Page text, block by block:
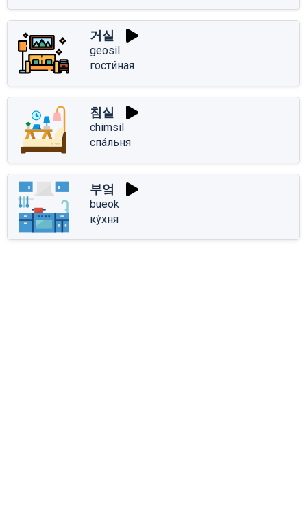
거실
geosil
гости́ная
침실
chimsil
спа́льня
부엌
bueok
ку́хня